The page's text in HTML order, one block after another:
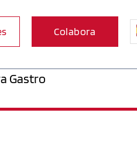
Colabora
Gastro